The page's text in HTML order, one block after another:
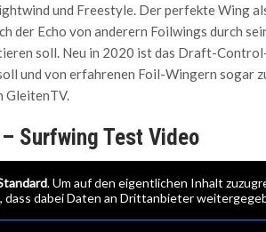
und Freestyle. Der perfekte Wing
der Echo von anderern Foilwings durch
soll. Neu in 2020 ist das Draft-
und von erfahrenen Foil-Wingern sogar
GleitenTV.
Surfwing Test Video
. Um auf den eigentlichen Inhalt
dass dabei Daten an Drittanbieter